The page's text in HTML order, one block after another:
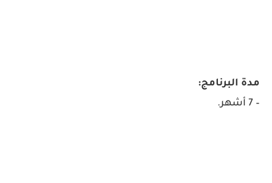
مدة البرنامج:
– 7 أشهر.